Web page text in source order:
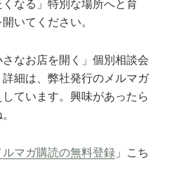
なる」特別な場所へと育
いてください。
なお店を開く」個別相談会
細は、弊社発行のメルマガ
しています。興味があったら
ルマガ購読の無料登録 」こち